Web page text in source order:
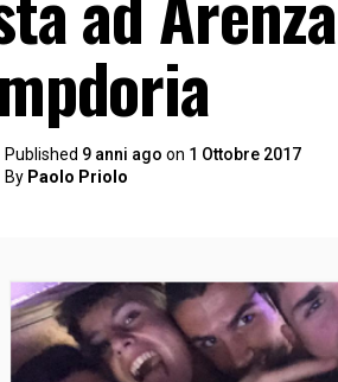
Published 9 anni ago on 1 Ottobre 2017
By Paolo Priolo